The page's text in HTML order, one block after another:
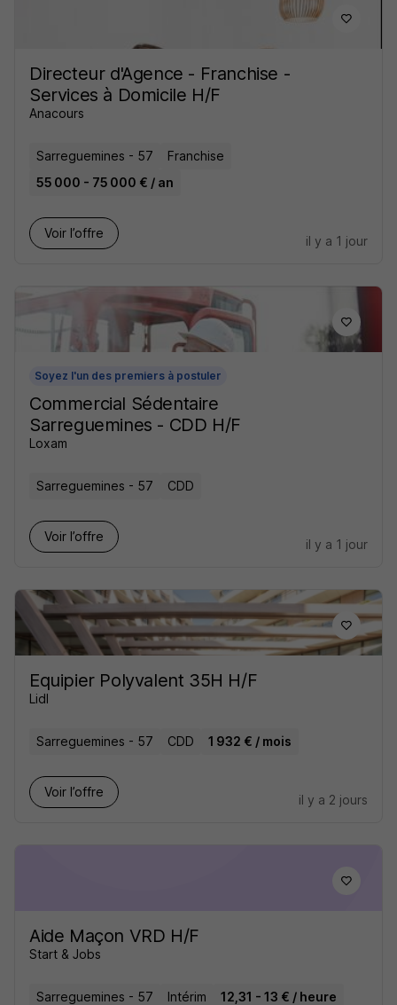
Directeur d'Agence - Franchise -
Services à Domicile H/F
Anacours
Sarreguemines - 57
Franchise
55 000 - 75 000 € / an
Voir l’offre
il y a 1 jour
Soyez l'un des premiers à postuler
Commercial Sédentaire
Sarreguemines - CDD H/F
Loxam
Sarreguemines - 57 CDD
Voir l’offre
il y a 1 jour
Equipier Polyvalent 35H H/F
Lidl
Sarreguemines - 57 CDD 1 932 € / mois
Voir l’offre
il y a 2 jours
Aide Maçon VRD H/F
Start & Jobs
Sarreguemines - 57 Intérim
12,31 - 13 € / heure